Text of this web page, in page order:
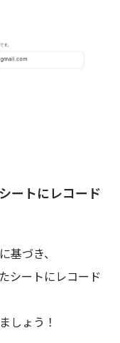
ートにレコード
基づき、
シートにレコード
しょう！